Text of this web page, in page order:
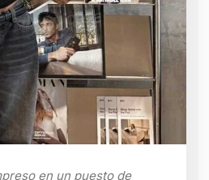
en un puesto de